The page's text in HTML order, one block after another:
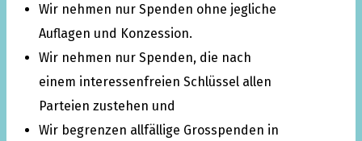
Wir nehmen nur Spenden ohne jegliche
Auflagen und Konzession.
Wir nehmen nur Spenden, die nach
einem interessenfreien Schlüssel allen
Parteien zustehen und
Wir begrenzen allfällige Grosspenden in